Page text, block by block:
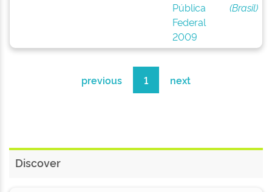
Pública
Federal
2009
(Brasil)
previous 1 next
Discover